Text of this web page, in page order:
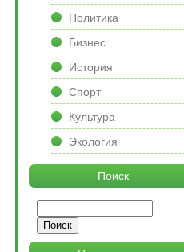
Политика
Бизнес
История
Спорт
Культура
Экология
Поиск